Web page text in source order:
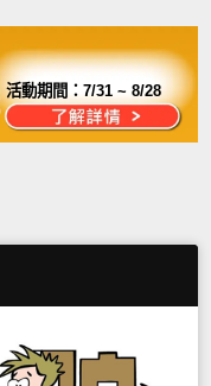
活動期間：7/31 ~ 8/28